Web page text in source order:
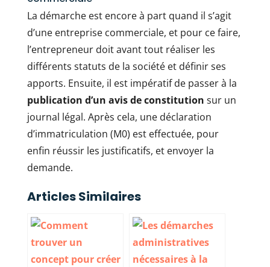
La démarche est encore à part quand il s’agit
d’une entreprise commerciale, et pour ce faire,
l’entrepreneur doit avant tout réaliser les
différents statuts de la société et définir ses
apports. Ensuite, il est impératif de passer à la
publication d’un avis de constitution sur un
journal légal. Après cela, une déclaration
d’immatriculation (M0) est effectuée, pour
enfin réussir les justificatifs, et envoyer la
demande.
Articles Similaires